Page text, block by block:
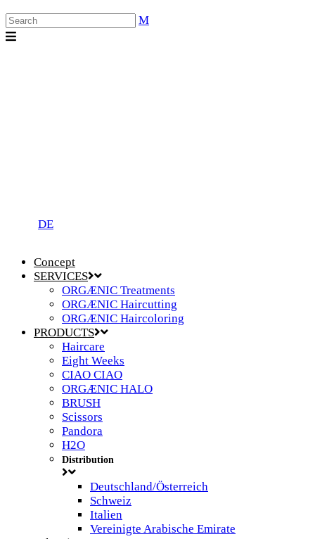
DE
Concept
SERVICES
ORGÆNIC Treatments
ORGÆNIC Haircutting
ORGÆNIC Haircoloring
PRODUCTS
Haircare
Eight Weeks
CIAO CIAO
ORGÆNIC HALO
BRUSH
Scissors
Pandora
H2O
Distribution
Deutschland/Österreich
Schweiz
Italien
Vereinigte Arabische Emirate